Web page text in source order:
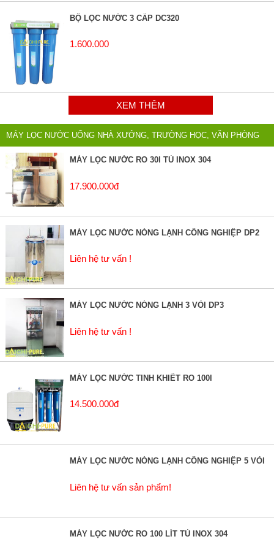
BỘ LỌC NƯỚC 3 CẤP DC320
1.600.000
XEM THÊM
MÁY LỌC NƯỚC UỐNG NHÀ XƯỞNG, TRƯỜNG HỌC, VĂN PHÒNG
MÁY LỌC NƯỚC RO 30l TỦ INOX 304
17.900.000đ
MÁY LỌC NƯỚC NÓNG LẠNH CÔNG NGHIỆP DP2
Liên hệ tư vấn !
MÁY LỌC NƯỚC NÓNG LẠNH 3 VÒI DP3
Liên hệ tư vấn !
MÁY LỌC NƯỚC TINH KHIẾT RO 100l
14.500.000đ
MÁY LỌC NƯỚC NÓNG LẠNH CÔNG NGHIỆP 5 VÒI
Liên hệ tư vấn sản phẩm!
MÁY LỌC NƯỚC RO 100 LÍT TỦ INOX 304